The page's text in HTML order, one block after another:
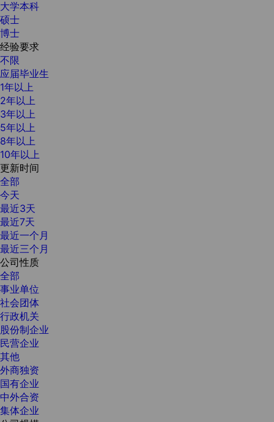
大学本科
硕士
博士
经验要求
不限
应届毕业生
1年以上
2年以上
3年以上
5年以上
8年以上
10年以上
更新时间
全部
今天
最近3天
最近7天
最近一个月
最近三个月
公司性质
全部
事业单位
社会团体
行政机关
股份制企业
民营企业
其他
外商独资
国有企业
中外合资
集体企业